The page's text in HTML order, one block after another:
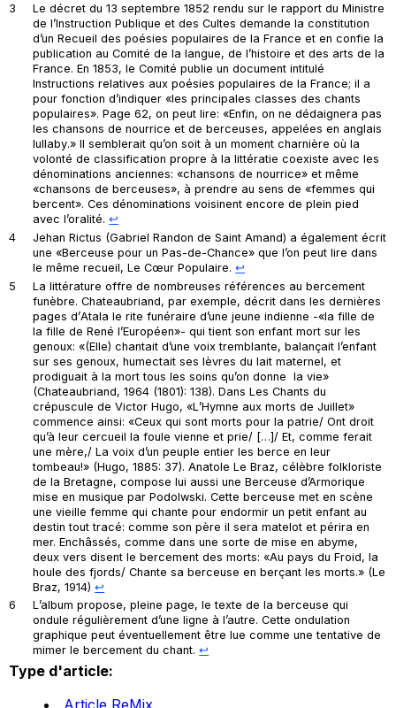
3
Le décret du 13 septembre 1852 rendu sur le rapport du Ministre
de l’Instruction Publique et des Cultes demande la constitution
d’unRecueil des poésies populaires de la France et en confie la
publication au Comité de la langue, de l’histoire et des arts de la
France. En 1853, le Comité publie un document intitulé
Instructions relatives aux poésies populaires de la France; il a
pour fonction d’indiquer «les principales classes des chants
populaires». Page 62, on peut lire: «Enfin, on ne dédaignera pas
les chansons de nourrice et de berceuses, appelées en anglais
lullaby.» Il semblerait qu’on soit à un moment charnière où la
volonté de classification propre à la littératie coexiste avec les
dénominations anciennes: «chansons de nourrice» et même
«chansons de berceuses», à prendre au sens de «femmes qui
bercent». Ces dénominations voisinent encore de plein pied
avec l’oralité.↩︎
4
Jehan Rictus (Gabriel Randon de Saint Amand) a également écrit
une «Berceuse pour un Pas-de-Chance» que l’on peut lire dans
le même recueil,Le Cœur Populaire.↩︎
5
La littérature offre de nombreuses références au bercement
funèbre. Chateaubriand, par exemple, décrit dans les dernières
pages d’Atala le rite funéraire d’une jeune indienne -«la fille de
la fille de René l’Européen»- qui tient son enfant mort sur les
genoux: «(Elle) chantait d’une voix tremblante, balançait l’enfant
sur ses genoux, humectait ses lèvres du lait maternel, et
prodiguait à la mort tous les soins qu’on donne la vie»
(Chateaubriand, 1964 (1801): 138). DansLes Chants du
crépuscule de Victor Hugo, «L’Hymne aux morts de Juillet»
commence ainsi: «Ceux qui sont morts pour la patrie/ Ont droit
qu’à leur cercueil la foule vienne et prie/ […]/ Et, comme ferait
une mère,/ La voix d’un peuple entier les berce en leur
tombeau!» (Hugo, 1885: 37). Anatole Le Braz, célèbre folkloriste
de la Bretagne, compose lui aussi uneBerceuse d’Armorique
mise en musique par Podolwski. Cette berceuse met en scène
une vieille femme qui chante pour endormir un petit enfant au
destin tout tracé: comme son père il sera matelot et périra en
mer. Enchâssés, comme dans une sorte de mise en abyme,
deux vers disent le bercement des morts: «Au pays du Froid, la
houle des fjords/ Chante sa berceuse en berçant les morts.» (Le
Braz, 1914)↩︎
6
L’album propose, pleine page, le texte de la berceuse qui
ondule régulièrement d’une ligne à l’autre. Cette ondulation
graphique peut éventuellement être lue comme une tentative de
mimer le bercement du chant.↩︎
Type d'article: